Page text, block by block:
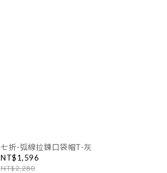
七折-弧線拉鍊口袋帽T-灰
NT$1,596
NT$2,280